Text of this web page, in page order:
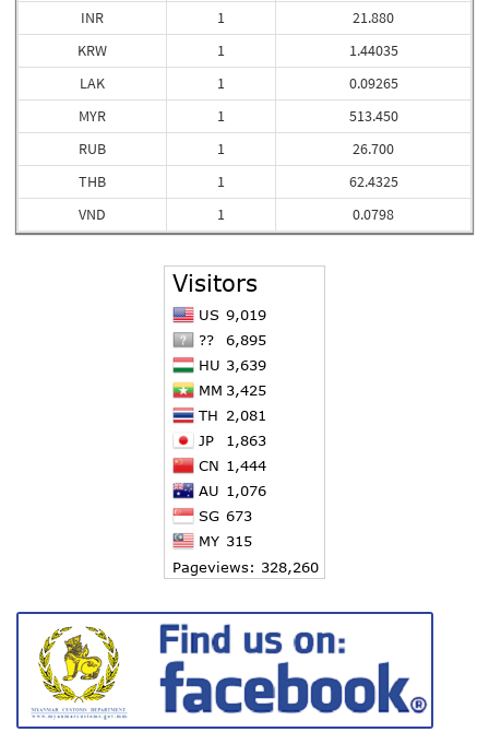
INR
KRW
LAK
MYR
RUB
THB
VND
1
1
1
1
1
1
1
21.880
1.44035
0.09265
513.450
26.700
62.4325
0.0798